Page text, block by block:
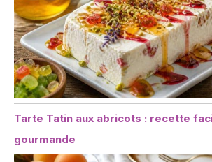
Tarte Tatin aux abricots : recette
gourmande